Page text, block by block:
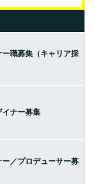
ー職募集（キャリア採
イナー募集
／プロデューサー募